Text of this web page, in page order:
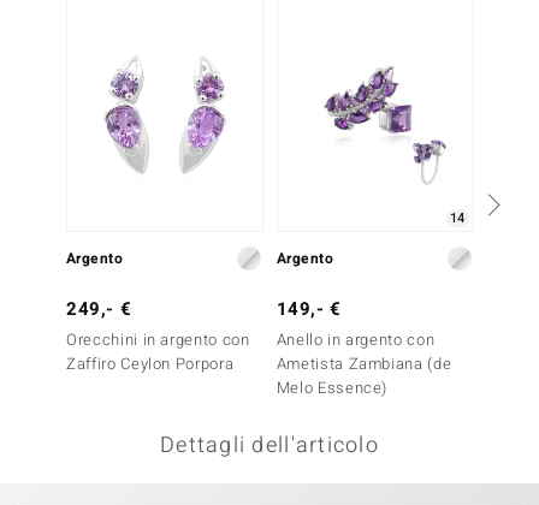
by de Melo
Argento
249,- €
Orecchini in argento con
Zaffiro Ceylon Porpora
14
Argento
149,- €
Anello in argento con
Ametista Zambiana (de
Melo Essence)
Dettagli dell'articolo